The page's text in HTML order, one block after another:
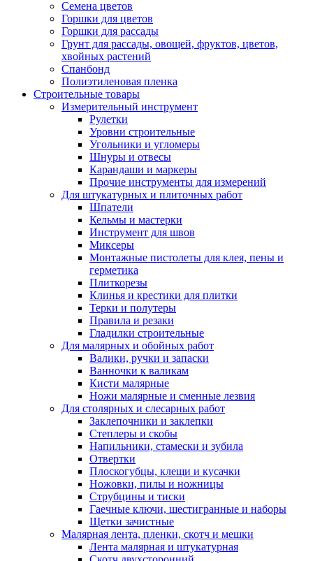
Семена цветов
Горшки для цветов
Горшки для рассады
Грунт для рассады, овощей, фруктов, цветов,
хвойных растений
Спанбонд
Полиэтиленовая пленка
Строительные товары
Измерительный инструмент
Рулетки
Уровни строительные
Угольники и угломеры
Шнуры и отвесы
Карандаши и маркеры
Прочие инструменты для измерений
Для штукатурных и плиточных работ
Шпатели
Кельмы и мастерки
Инструмент для швов
Миксеры
Монтажные пистолеты для клея, пены и
герметика
Плиткорезы
Клинья и крестики для плитки
Терки и полутеры
Правила и резаки
Гладилки строительные
Для малярных и обойных работ
Валики, ручки и запаски
Ванночки к валикам
Кисти малярные
Ножи малярные и сменные лезвия
Для столярных и слесарных работ
Заклепочники и заклепки
Степлеры и скобы
Напильники, стамески и зубила
Отвертки
Плоскогубцы, клещи и кусачки
Ножовки, пилы и ножницы
Струбцины и тиски
Гаечные ключи, шестигранные и наборы
Щетки зачистные
Малярная лента, пленки, скотч и мешки
Лента малярная и штукатурная